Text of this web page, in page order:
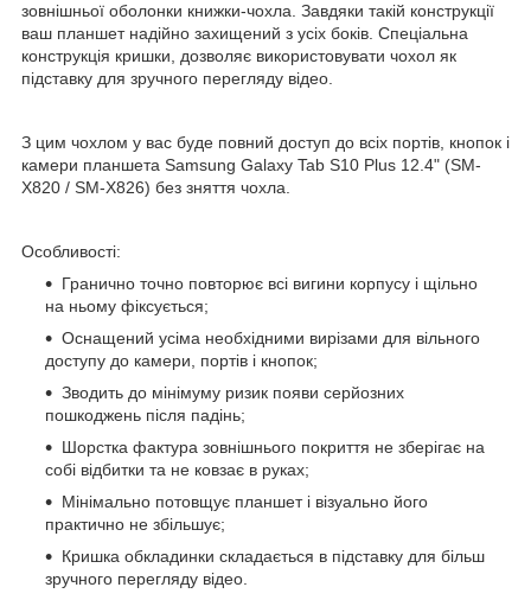
зовнішньої оболонки книжки-чохла. Завдяки такій конструкції
ваш планшет надійно захищений з усіх боків. Спеціальна
конструкція кришки, дозволяє використовувати чохол як
підставку для зручного перегляду відео.
З цим чохлом у вас буде повний доступ до всіх портів, кнопок і
камери планшета Samsung Galaxy Tab S10 Plus 12.4" (SM-
X820 / SM-X826) без зняття чохла.
Особливості:
Гранично точно повторює всі вигини корпусу і щільно
на ньому фіксується;
Оснащений усіма необхідними вирізами для вільного
доступу до камери, портів і кнопок;
Зводить до мінімуму ризик появи серйозних
пошкоджень після падінь;
Шорстка фактура зовнішнього покриття не зберігає на
собі відбитки та не ковзає в руках;
Мінімально потовщує планшет і візуально його
практично не збільшує;
Кришка обкладинки складається в підставку для більш
зручного перегляду відео.